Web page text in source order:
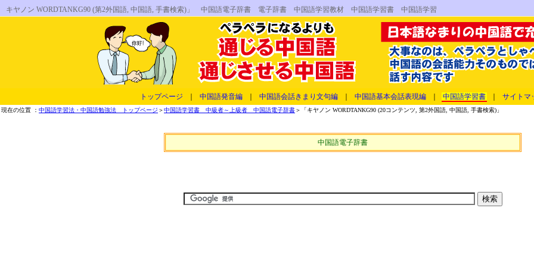
キヤノン WORDTANKG90 (第2外国語, 中国語, 手書検索)」 中国語電子辞書 電子辞書 中国語学習教材 中国語学習書 中国語学習
トップページ 中国語発音編 中国語会話きまり文句編 中国語基本会話表現編 中国語学習書 サイトマ
現在の位置 ： 中国語学習法・中国語勉強法 トップページ ＞中国語学習書 中級者～上級者 中国語電子辞書＞「キヤノン WORDTANKG90 (20コンテンツ, 第2外国語, 中国語, 手書検索)」
中国語電子辞書